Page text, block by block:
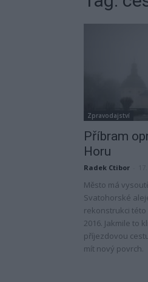
Zpravodajství
Příbram
Horu
Radek Ctibor
Město má
Svatohorské
rekonstrukci této
2016. Jakmile to
příjezdovou
mít nový povrch.